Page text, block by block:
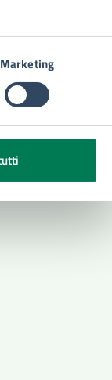
Marketing